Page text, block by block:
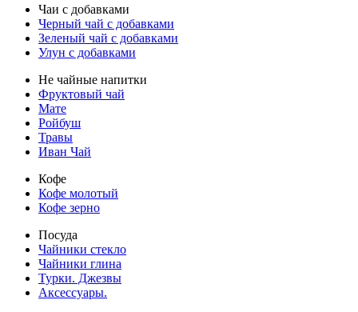
Чаи с добавками
Черный чай с добавками
Зеленый чай с добавками
Улун с добавками
Не чайные напитки
Фруктовый чай
Мате
Ройбуш
Травы
Иван Чай
Кофе
Кофе молотый
Кофе зерно
Посуда
Чайники стекло
Чайники глина
Турки. Джезвы
Аксессуары.